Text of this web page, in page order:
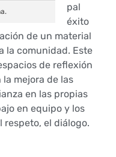
pal
éxito
de un material
la comunidad. Este
de reflexión
mejora de las
en las propias
en equipo y los
respeto, el diálogo.